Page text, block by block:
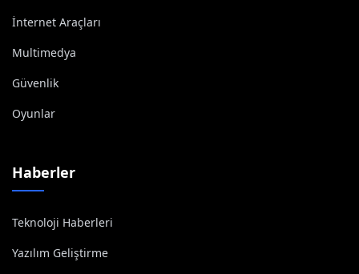
İnternet Araçları
Multimedya
Güvenlik
Oyunlar
Haberler
Teknoloji Haberleri
Yazılım Geliştirme